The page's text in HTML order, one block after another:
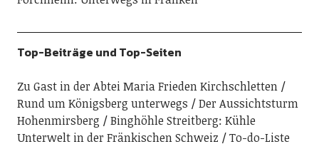
Top-Beiträge und Top-Seiten
Zu Gast in der Abtei Maria Frieden Kirchschletten
Rund um Königsberg unterwegs
Der Aussichtsturm
Hohenmirsberg
Binghöhle Streitberg: Kühle
Unterwelt in der Fränkischen Schweiz
To-do-Liste